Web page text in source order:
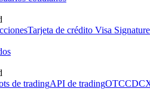
Tarjeta de crédito Visa
de tradingAPI de tradingOTC